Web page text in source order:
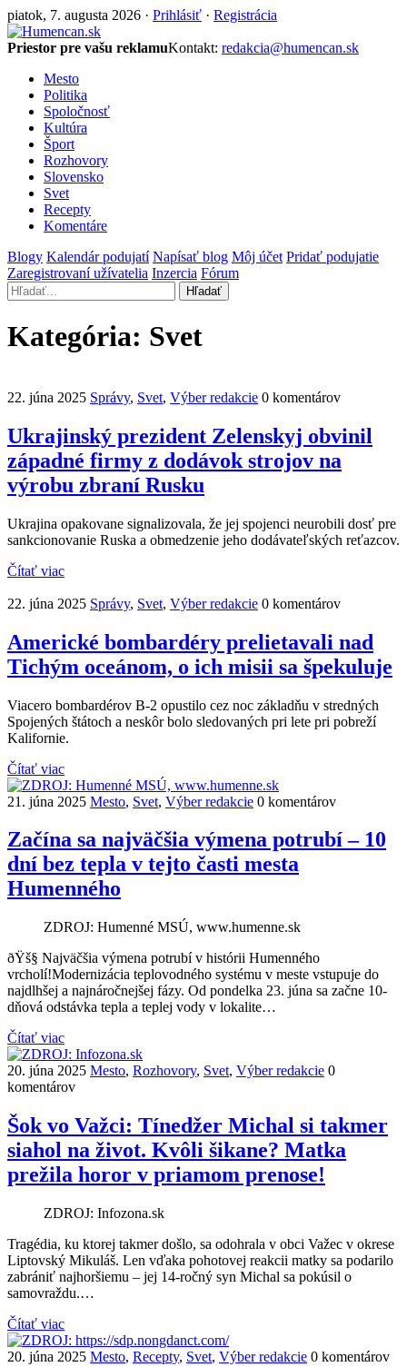
piatok, 7. augusta 2026 · Prihlásiť · Registrácia
Priestor pre vašu reklamuKontakt: redakcia@humencan.sk
Mesto
Politika
Spoločnosť
Kultúra
Šport
Rozhovory
Slovensko
Svet
Recepty
Komentáre
Blogy Kalendár podujatí Napísať blog Môj účet Pridať podujatie
Zaregistrovaní užívatelia Inzercia Fórum
Hľadať
Kategória: Svet
22. júna 2025 Správy, Svet, Výber redakcie 0 komentárov
Ukrajinský prezident Zelenskyj obvinil
západné firmy z dodávok strojov na
výrobu zbraní Rusku
Ukrajina opakovane signalizovala, že jej spojenci neurobili dosť pre
sankcionovanie Ruska a obmedzenie jeho dodávateľských reťazcov.
Čítať viac
22. júna 2025 Správy, Svet, Výber redakcie 0 komentárov
Americké bombardéry prelietavali nad
Tichým oceánom, o ich misii sa špekuluje
Viacero bombardérov B-2 opustilo cez noc základňu v stredných
Spojených štátoch a neskôr bolo sledovaných pri lete pri pobreží
Kalifornie.
Čítať viac
21. júna 2025 Mesto, Svet, Výber redakcie 0 komentárov
Začína sa najväčšia výmena potrubí – 10
dní bez tepla v tejto časti mesta
Humenného
ZDROJ: Humenné MSÚ, www.humenne.sk
ðŸš§ Najväčšia výmena potrubí v histórii Humenného
vrcholí!Modernizácia teplovodného systému v meste vstupuje do
najdlhšej a najnáročnejšej fázy. Od pondelka 23. júna sa začne 10-
dňová odstávka tepla a teplej vody v lokalite…
Čítať viac
20. júna 2025 Mesto, Rozhovory, Svet, Výber redakcie 0
komentárov
Šok vo Važci: Tínedžer Michal si takmer
siahol na život. Kvôli šikane? Matka
prežila horor v priamom prenose!
ZDROJ: Infozona.sk
Tragédia, ku ktorej takmer došlo, sa odohrala v obci Važec v okrese
Liptovský Mikuláš. Len vďaka pohotovej reakcii matky sa podarilo
zabrániť najhoršiemu – jej 14-ročný syn Michal sa pokúsil o
samovraždu.…
Čítať viac
20. júna 2025 Mesto, Recepty, Svet, Výber redakcie 0 komentárov